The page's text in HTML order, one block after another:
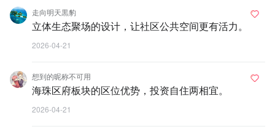
走向明天黒豹
立体生态聚场的设计，让社区公共空间更有活力。
2026-04-21
想到的昵称不可用
海珠区府板块的区位优势，投资自住两相宜。
2026-04-21